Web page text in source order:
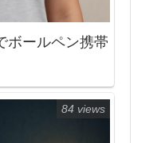
ボールペン携帯
84 views